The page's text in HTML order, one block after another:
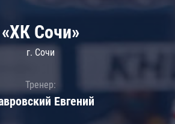
«ХК Сочи»
г. Сочи
Тренер:
Евгений